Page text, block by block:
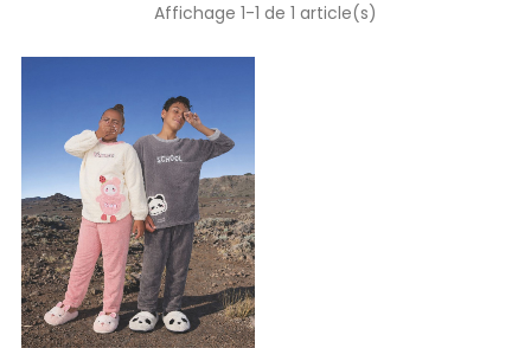
Affichage 1-1 de 1 article(s)